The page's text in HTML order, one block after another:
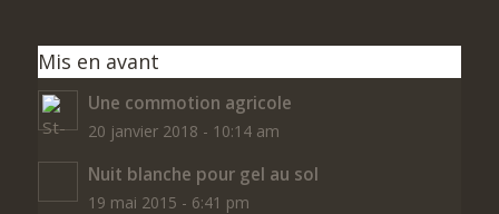
Mis en avant
Une commotion agricole
20 janvier 2018 - 10:14 am
Nuit blanche pour gel au sol
19 mai 2015 - 6:41 pm